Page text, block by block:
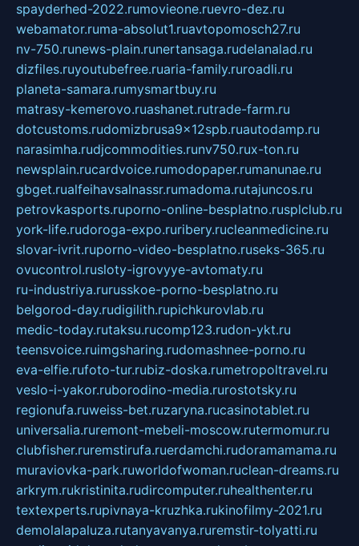
spayderhed-2022.rumovieone.ruevro-dez.ru
webamator.ruma-absolut1.ruavtopomosch27.ru
nv-750.runews-plain.runertansaga.rudelanalad.ru
dizfiles.ruyoutubefree.ruaria-family.ruroadli.ru
planeta-samara.rumysmartbuy.ru
matrasy-kemerovo.ruashanet.rutrade-farm.ru
dotcustoms.rudomizbrusa9x12spb.ruautodamp.ru
narasimha.rudjcommodities.runv750.rux-ton.ru
newsplain.rucardvoice.rumodopaper.rumanunae.ru
gbget.rualfeihavsalnassr.rumadoma.rutajuncos.ru
petrovkasports.ruporno-online-besplatno.rusplclub.ru
york-life.rudoroga-expo.ruribery.rucleanmedicine.ru
slovar-ivrit.ruporno-video-besplatno.ruseks-365.ru
ovucontrol.rusloty-igrovyye-avtomaty.ru
ru-industriya.rurusskoe-porno-besplatno.ru
belgorod-day.rudigilith.rupichkurovlab.ru
medic-today.rutaksu.rucomp123.rudon-ykt.ru
teensvoice.ruimgsharing.rudomashnee-porno.ru
eva-elfie.rufoto-tur.rubiz-doska.rumetropoltravel.ru
veslo-i-yakor.ruborodino-media.rurostotsky.ru
regionufa.ruweiss-bet.ruzaryna.rucasinotablet.ru
universalia.ruremont-mebeli-moscow.rutermomur.ru
clubfisher.ruremstirufa.ruerdamchi.rudoramamama.ru
muraviovka-park.ruworldofwoman.ruclean-dreams.ru
arkrym.rukristinita.rudircomputer.ruhealthenter.ru
textexperts.rupivnaya-kruzhka.rukinofilmy-2021.ru
demolalapaluza.rutanyavanya.ruremstir-tolyatti.ru